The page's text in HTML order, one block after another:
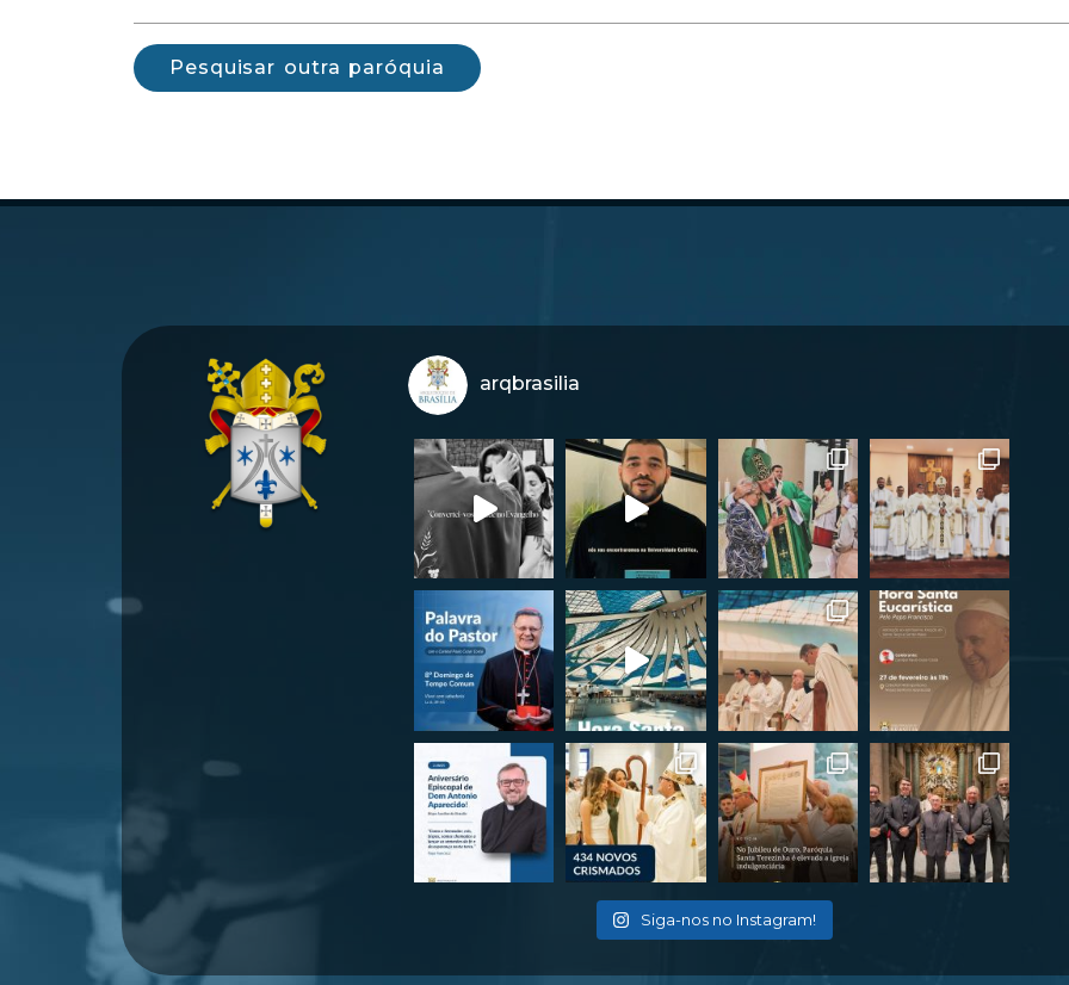
Pesquisar outra paróquia
arqbrasilia
Siga-nos no Instagram!